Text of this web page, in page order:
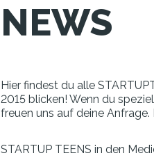
NEWS
Hier findest du alle
2015 blicken! Wenn du
freuen uns auf deine
STARTUP TEENS in den